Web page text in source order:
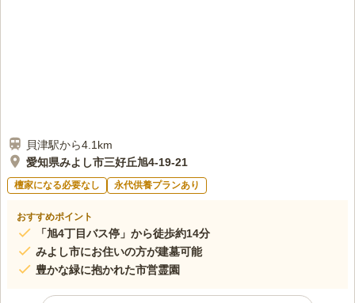
貝津駅から4.1km
愛知県みよし市三好丘旭4-19-21
檀家になる必要なし 永代供養プランあり
おすすめポイント
「旭4丁目バス停」から徒歩約14分
みよし市にお住いの方が建墓可能
豊かな緑に抱かれた市営霊園